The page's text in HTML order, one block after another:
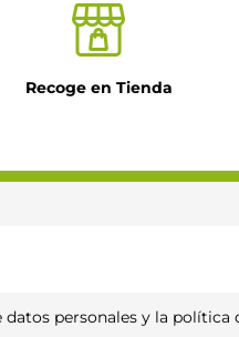
Recoge en Tienda
personales y la política